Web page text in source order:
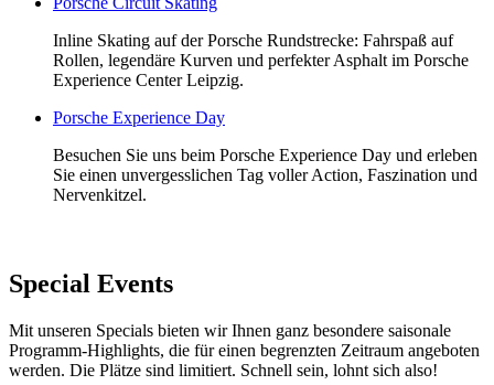
Inline Skating auf der Porsche Rundstrecke: Fahrspaß auf
Rollen, legendäre Kurven und perfekter Asphalt im Porsche
Experience Center Leipzig.
Porsche Experience Day
Besuchen Sie uns beim Porsche Experience Day und erleben
Sie einen unvergesslichen Tag voller Action, Faszination und
Nervenkitzel.
Special Events
Mit unseren Specials bieten wir Ihnen ganz besondere saisonale
Programm-Highlights, die für einen begrenzten Zeitraum angeboten
werden. Die Plätze sind limitiert. Schnell sein, lohnt sich also!